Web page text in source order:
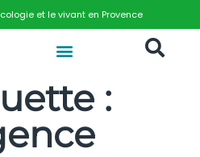
et le vivant en Provence
: